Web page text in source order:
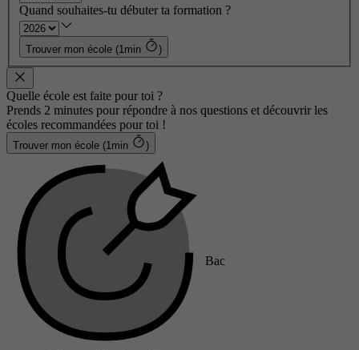
Quand souhaites-tu débuter ta formation ?
Trouver mon école (1min )
Quelle école est faite pour toi ?
Prends 2 minutes pour répondre à nos questions et découvrir les
écoles recommandées pour toi !
Trouver mon école (1min )
Bac